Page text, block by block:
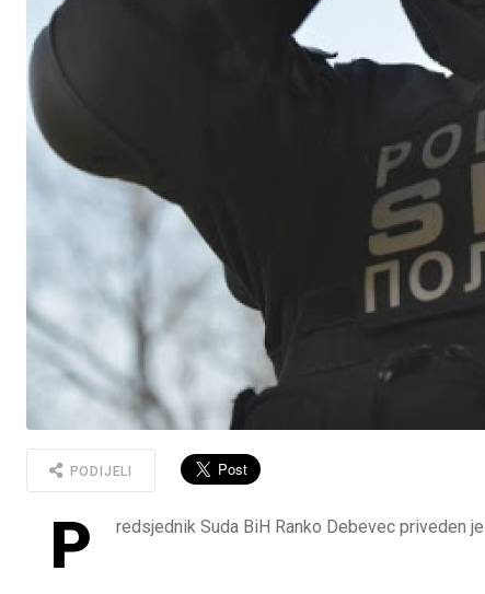
PODIJELI
P redsjednik Suda BiH Ranko Debevec priveden